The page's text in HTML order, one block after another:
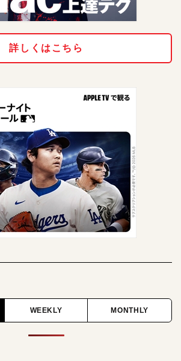
詳しくはこちら
WEEKLY MONTHLY